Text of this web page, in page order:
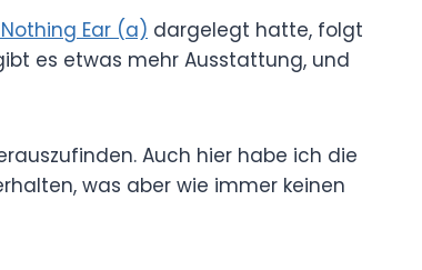
Ear (a) dargelegt hatte, folgt
es etwas mehr Ausstattung, und
Auch hier habe ich die
was aber wie immer keinen